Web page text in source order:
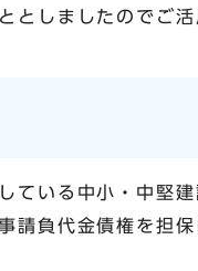
としましたのでご活
ている中小・中堅
請負代金債権を担